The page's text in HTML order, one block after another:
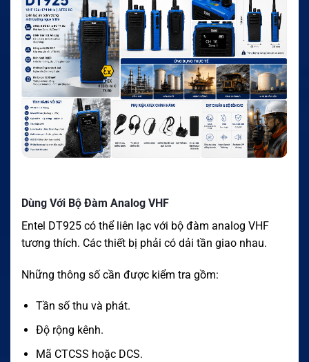
Dùng Với Bộ Đàm Analog VHF
Entel DT925 có thể liên lạc với bộ đàm analog VHF
tương thích. Các thiết bị phải có dải tần giao nhau.
Những thông số cần được kiểm tra gồm:
Tần số thu và phát.
Độ rộng kênh.
Mã CTCSS hoặc DCS.